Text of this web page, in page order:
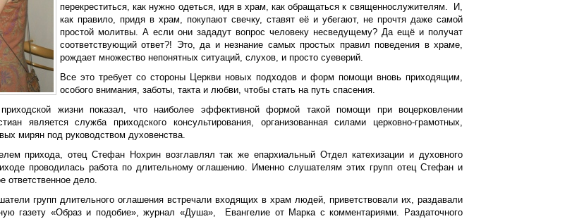
перекреститься, как нужно одеться, идя в храм, как обращаться к священнослужителям. И,
как правило, придя в храм, покупают свечку, ставят её и убегают, не прочтя даже самой
простой молитвы. А если они зададут вопрос человеку несведущему? Да ещё и получат
соответствующий ответ?! Это, да и незнание самых простых правил поведения в храме,
рождает множество непонятных ситуаций, слухов, и просто суеверий.
Все это требует со стороны Церкви новых подходов и форм помощи вновь приходящим,
особого внимания, заботы, такта и любви, чтобы стать на путь спасения.
жизни показал, что наиболее эффективной формой такой помощи при воцерковлении
является служба приходского консультирования, организованная силами церковно-грамотных,
мирян под руководством духовенства.
прихода, отец Стефан Нохрин возглавлял так же епархиальный Отдел катехизации и духовного
проводилась работа по длительному оглашению. Именно слушателям этих групп отец Стефан и
ответственное дело.
групп длительного оглашения встречали входящих в храм людей, приветствовали их, раздавали
газету «Образ и подобие», журнал «Душа», Евангелие от Марка с комментариями. Раздаточного